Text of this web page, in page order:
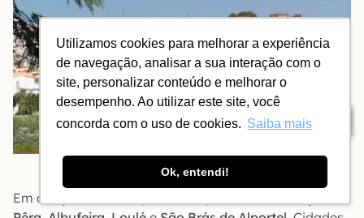
Utilizamos cookies para melhorar a experiência
de navegação, analisar a sua interação com o
site, personalizar conteúdo e melhorar o
desempenho. Ao utilizar este site, você
concorda com o uso de cookies. Saiba mais
Ok, entendi!
Índice
Silves
Em direção a Tavira, passando por